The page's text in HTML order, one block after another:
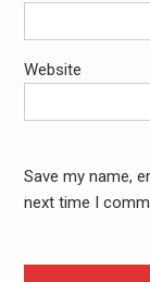
Website
Save my name,
next time I